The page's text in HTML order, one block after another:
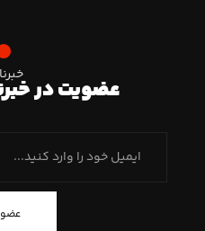
عضویت در